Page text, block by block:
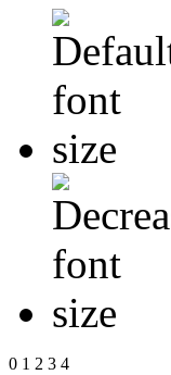
0 1 2 3 4